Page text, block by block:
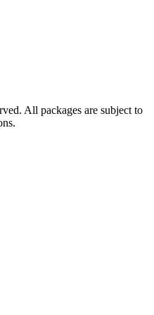
All packages are subject to